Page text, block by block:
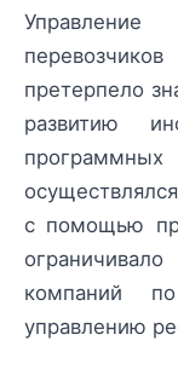
претерпело
развитию
с помощью
компаний
управлению